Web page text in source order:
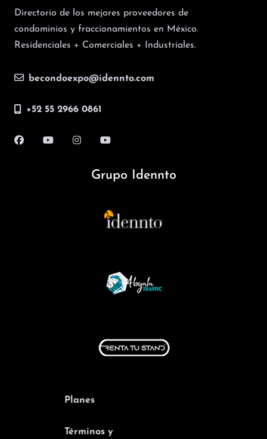
Directorio de los mejores proveedores de
condominios y fraccionamientos en México.
Residenciales + Comerciales + Industriales.
becondoexpo@idennto.com
+52 55 2966 0861
Grupo Idennto
Planes
Términos y